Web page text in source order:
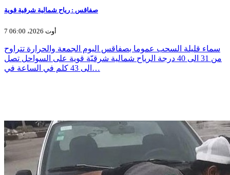
صفاقس : رياح شمالية شرقية قوية
7 أوت 2026، 06:00
سماء قليلة السحب عموما بصفاقس اليوم الجمعة والحرارة تتراوح
من 31 الى 40 درجة الرياح شمالية شرقيّة قوية على السواحل تصل
الى 43 كلم في الساعة في…